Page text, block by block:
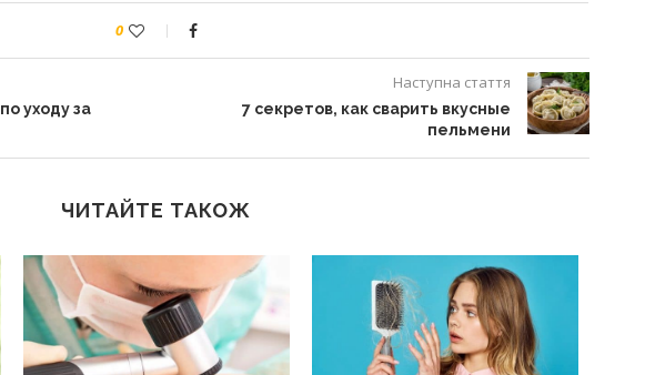
0
уходу за
Наступна стаття
7 секретов, как сварить вкусные
пельмени
ЧИТАЙТЕ ТАКОЖ